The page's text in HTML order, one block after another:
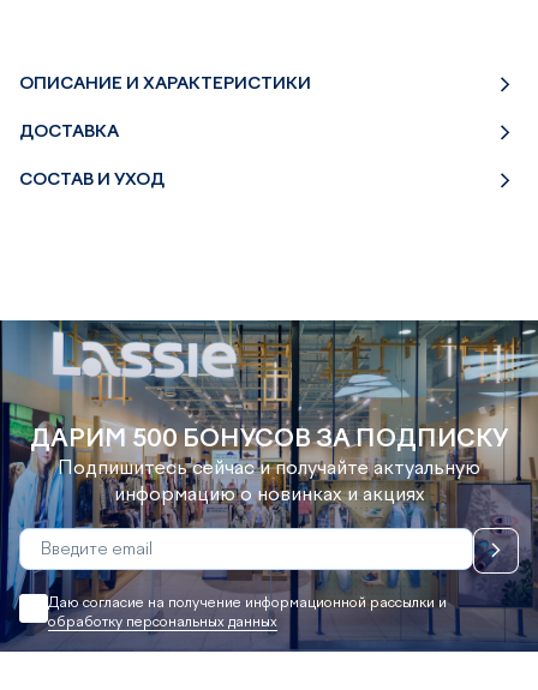
ОПИСАНИЕ И ХАРАКТЕРИСТИКИ
ДОСТАВКА
СОСТАВ И УХОД
ДАРИМ 500 БОНУСОВ ЗА ПОДПИСКУ
Подпишитесь сейчас и получайте актуальную
информацию о новинках и акциях
Даю согласие на получение информационной рассылки и
обработку персональных данных